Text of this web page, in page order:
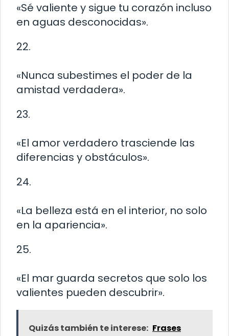
«Sé valiente y sigue tu corazón incluso
en aguas desconocidas».
22.
«Nunca subestimes el poder de la
amistad verdadera».
23.
«El amor verdadero trasciende las
diferencias y obstáculos».
24.
«La belleza está en el interior, no solo
en la apariencia».
25.
«El mar guarda secretos que solo los
valientes pueden descubrir».
Quizás también te interese: Frases